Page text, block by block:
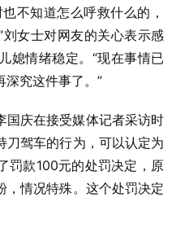
不知道怎么呼救什么的，
女士对网友的关心表示感
媳情绪稳定。“现在事情已
深究这件事了。”
国庆在接受媒体记者采访时
刀驾车的行为，可以认定为
罚款100元的处罚决定，原
，情况特殊。这个处罚决定